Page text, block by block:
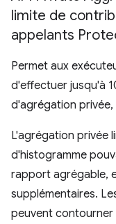
limite de
appelants
Permet aux
d'effectuer jusqu'à
d'agrégation
L'agrégation privée
d'histogramme
rapport agrégable,
supplémentaires.
peuvent contourner